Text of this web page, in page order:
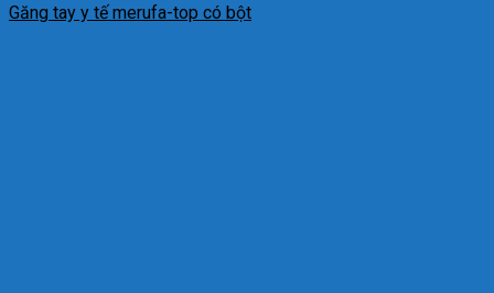
Găng tay y tế merufa-top có bột